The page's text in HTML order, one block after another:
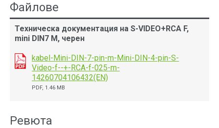
Файлове
Техническа документация на S-VIDEO+RCA F,
mini DIN7 M, черен
kabel-Mini-DIN-7-pin-m-Mini-DIN-4-pin-S-
Video-f--+-RCA-f-025-m-
14260704106432(EN)
PDF, 1.46 MB
Ревюта